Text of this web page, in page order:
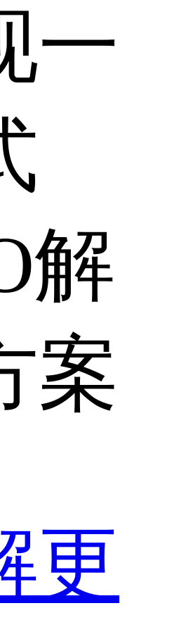
一
解
案
更